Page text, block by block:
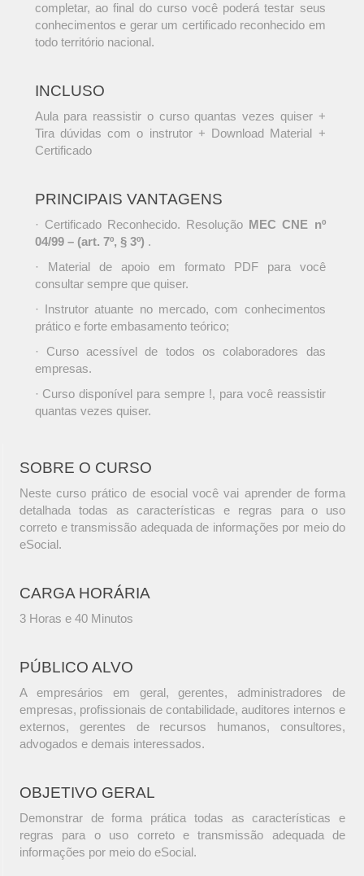
completar, ao final do curso você poderá testar seus
conhecimentos e gerar um certificado reconhecido em
todo território nacional.
INCLUSO
Aula para reassistir o curso quantas vezes quiser +
Tira dúvidas com o instrutor + Download Material +
Certificado
PRINCIPAIS VANTAGENS
· Certificado Reconhecido. Resolução MEC CNE nº
04/99 – (art. 7º, § 3º) .
· Material de apoio em formato PDF para você
consultar sempre que quiser.
· Instrutor atuante no mercado, com conhecimentos
prático e forte embasamento teórico;
· Curso acessível de todos os colaboradores das
empresas.
· Curso disponível para sempre !, para você reassistir
quantas vezes quiser.
SOBRE O CURSO
Neste curso prático de esocial você vai aprender de forma
detalhada todas as características e regras para o uso
correto e transmissão adequada de informações por meio do
eSocial.
CARGA HORÁRIA
3 Horas e 40 Minutos
PÚBLICO ALVO
A empresários em geral, gerentes, administradores de
empresas, profissionais de contabilidade, auditores internos e
externos, gerentes de recursos humanos, consultores,
advogados e demais interessados.
OBJETIVO GERAL
Demonstrar de forma prática todas as características e
regras para o uso correto e transmissão adequada de
informações por meio do eSocial.